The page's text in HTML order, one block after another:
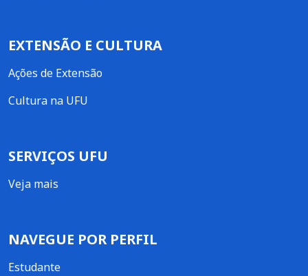
EXTENSÃO E CULTURA
Ações de Extensão
Cultura na UFU
SERVIÇOS UFU
Veja mais
NAVEGUE POR PERFIL
Estudante